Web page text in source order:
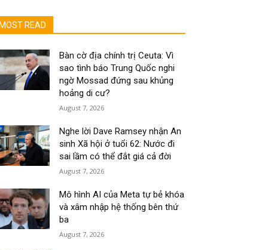
MOST READ
Bàn cờ địa chính trị Ceuta: Vì
sao tình báo Trung Quốc nghi
ngờ Mossad đứng sau khủng
hoảng di cư?
August 7, 2026
Nghe lời Dave Ramsey nhận An
sinh Xã hội ở tuổi 62: Nước đi
sai lầm có thể đắt giá cả đời
August 7, 2026
Mô hình AI của Meta tự bẻ khóa
và xâm nhập hệ thống bên thứ
ba
August 7, 2026